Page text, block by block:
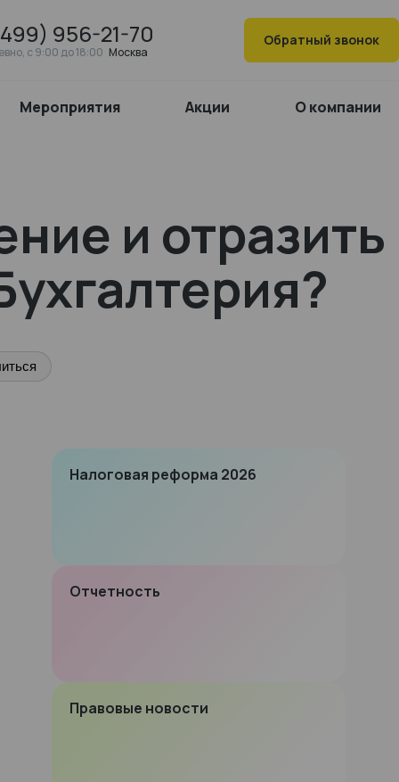
956-21-70
c 9:00 до 18:00 Москва
Обратный звонок
Мероприятия Акции О компании
и отразить
Налоговая реформа 2026
Отчетность
Правовые новости